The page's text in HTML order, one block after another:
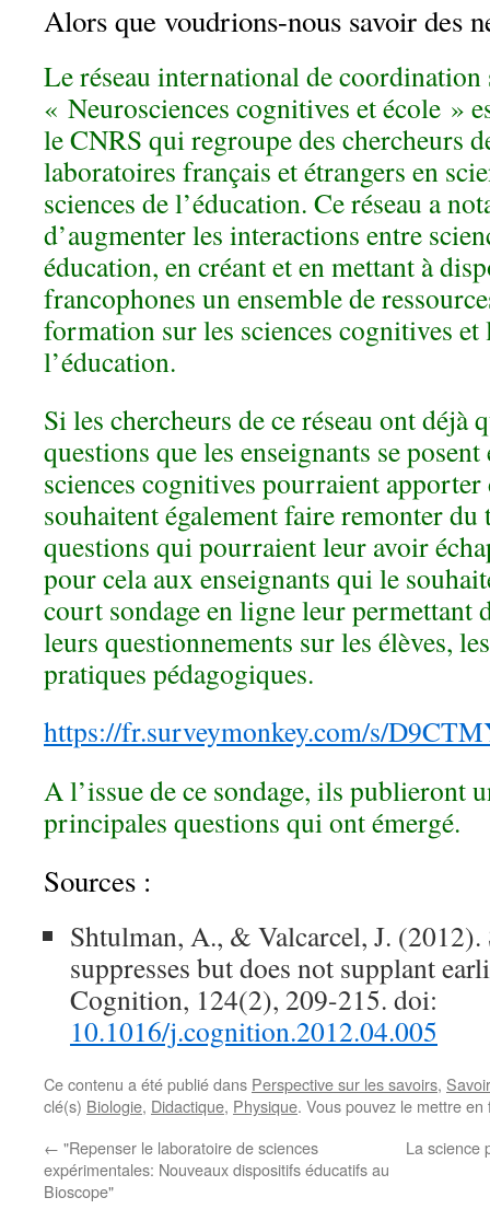
Alors que voudrions-nous savoir des
Le réseau international de
« Neurosciences cognitives et école »
le CNRS qui regroupe des chercheurs
laboratoires français et étrangers en
sciences de l’éducation. Ce réseau a
d’augmenter les interactions entre
éducation, en créant et en mettant à
francophones un ensemble de
formation sur les sciences cognitives
l’éducation.
Si les chercheurs de ce réseau ont déjà
questions que les enseignants se
sciences cognitives pourraient apporter
souhaitent également faire remonter du
questions qui pourraient leur avoir
pour cela aux enseignants qui le
court sondage en ligne leur permettant
leurs questionnements sur les élèves,
pratiques pédagogiques.
https://fr.surveymonkey.com/s/
A l’issue de ce sondage, ils publieront
principales questions qui ont émergé.
Sources :
Shtulman, A., & Valcarcel, J.
suppresses but does not supplant
Cognition, 124(2), 209-215. doi:
10.1016/j.cognition.2012.04.005
Ce contenu a été publié dans Perspective sur les savoirs,
clé(s) Biologie, Didactique, Physique. Vous pouvez le mettre
← "Repenser le laboratoire de sciences
expérimentales: Nouveaux dispositifs éducatifs au
Bioscope"
La science